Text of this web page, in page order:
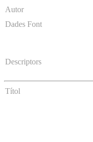
Autor
Dades Font
Descriptors
Títol